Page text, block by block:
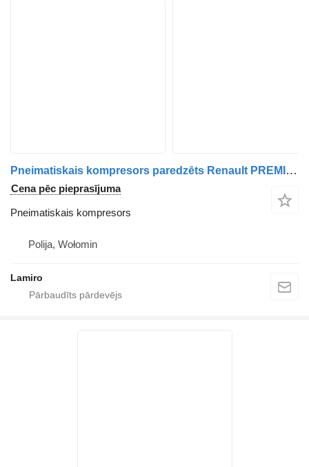
Pneimatiskais kompresors paredzēts Renault PREMIUM / VOLVO FH4 / RENAULT GAMA T vilcēja
Cena pēc pieprasījuma
Pneimatiskais kompresors
Polija, Wołomin
Lamiro